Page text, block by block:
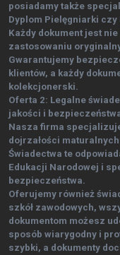
posiadamy także
Dyplom Pielęgniarki czy
Każdy dokument jest
zastosowaniu
Gwarantujemy
klientów, a każdy
kolekcjonerski.
Oferta 2: Legalne
jakości i
Nasza firma
dojrzałości
Świadectwa te
Edukacji Narodowej i
bezpieczeństwa.
Oferujemy również
szkół zawodowych,
dokumentom możesz
sposób wiarygodny i
szybki, a dokumenty